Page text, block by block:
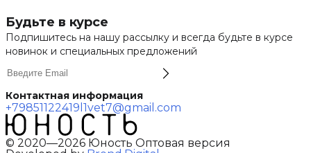
Будьте в курсе
Подпишитесь на нашу рассылку и всегда будьте в курсе
новинок и специальных предложений
Контактная информация
+79851122419 l1vet7@gmail.com
© 2020—2026 Юность Оптовая версия